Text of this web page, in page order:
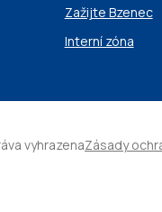
Zažijte Bzenec
Interní zóna
vyhrazenaZásady